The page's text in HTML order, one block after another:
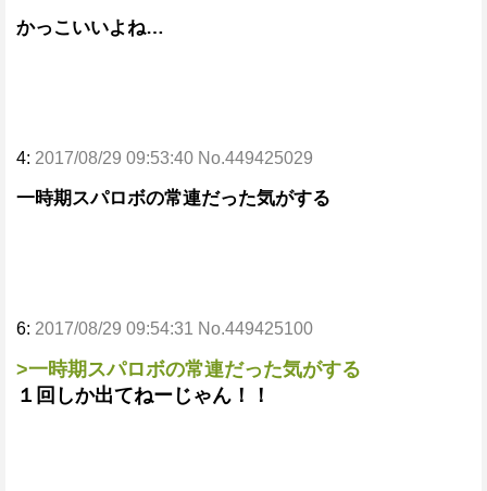
かっこいいよね…
4: 2017/08/29 09:53:40 No.449425029
一時期スパロボの常連だった気がする
6: 2017/08/29 09:54:31 No.449425100
>一時期スパロボの常連だった気がする
１回しか出てねーじゃん！！